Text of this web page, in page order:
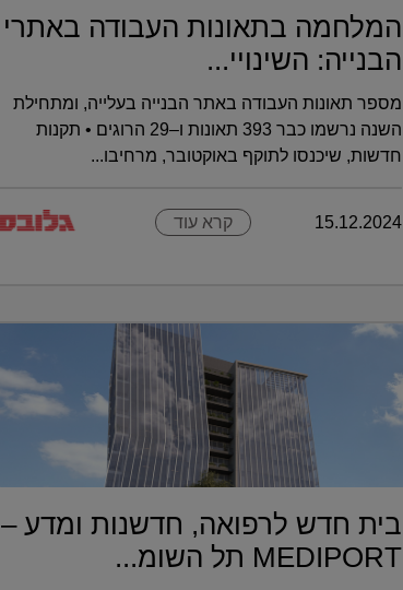
המלחמה בתאונות העבודה באתרי
הבנייה: השינויי...
מספר תאונות העבודה באתר הבנייה בעלייה, ומתחילת
השנה נרשמו כבר 393 תאונות ו–29 הרוגים • תקנות
חדשות, שיכנסו לתוקף באוקטובר, מרחיבו...
15.12.2024 קרא עוד
בית חדש לרפואה, חדשנות ומדע –
MEDIPORT תל השומ...